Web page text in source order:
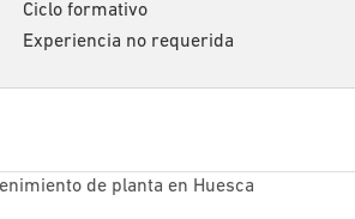
Ciclo formativo
Experiencia no requerida
de planta en Huesca